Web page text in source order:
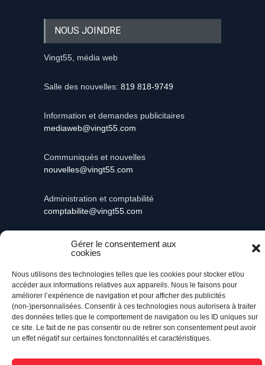
Gérer le consentement aux
cookies
Nous utilisons des technologies telles que les cookies pour stocker et/ou
accéder aux informations relatives aux appareils. Nous le faisons pour
améliorer l’expérience de navigation et pour afficher des publicités
(non-)personnalisées. Consentir à ces technologies nous autorisera à traiter
des données telles que le comportement de navigation ou les ID uniques sur
ce site. Le fait de ne pas consentir ou de retirer son consentement peut avoir
un effet négatif sur certaines fonctonnalités et caractéristiques.
NOUS JOINDRE
Vingt55, média web
Salle des nouvelles: 819 818-9749
Information et demandes publicitaires
mediaweb@vingt55.com
Communiqués et nouvelles
nouvelles@vingt55.com
Administration et comptabilité
comptabilite@vingt55.com
Vingt55©Propulsé par Versom VR- Tous droits
réservés.
Retour à l’accueil